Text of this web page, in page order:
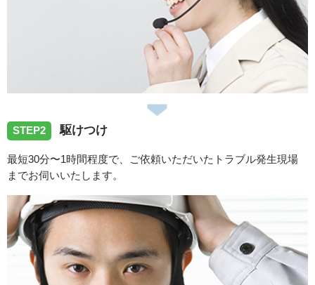
香川県高松市扇町へトイレの水漏れトラブルでお伺い致し
2026/07/13
香川県善通寺市へトイレタンク故障の修理依頼でお伺いい
2026/07/09
香川県高松市へトイレの水漏れトラブルでお伺いしまし
た。
STEP2 駆けつけ
最短30分〜1時間程度で、ご依頼いただいたトラブル発生現場
までお伺いいたします。